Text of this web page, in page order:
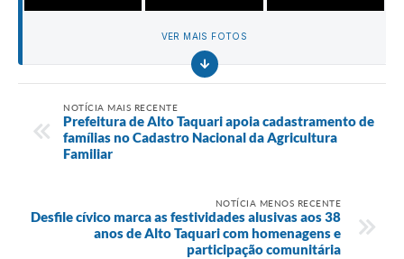
VER MAIS FOTOS
NOTÍCIA MAIS RECENTE
Prefeitura de Alto Taquari apoia cadastramento de
famílias no Cadastro Nacional da Agricultura
Familiar
NOTÍCIA MENOS RECENTE
Desfile cívico marca as festividades alusivas aos 38
anos de Alto Taquari com homenagens e
participação comunitária